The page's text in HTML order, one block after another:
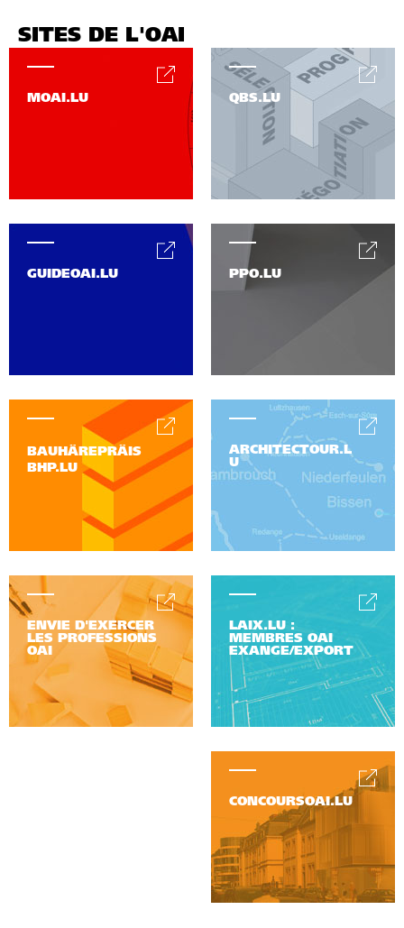
SITES DE L'OAI
MOAI.LU QBS.LU
PPO.LU
GUIDEOAI.LU
BAUHÄREPRÄIS
BHP.LU
ARCHITECTOUR.L
U
ENVIE D'EXERCER
LES PROFESSIONS
OAI
LAIX.LU :
MEMBRES OAI
EXANGE/EXPORT
CONCOURSOAI.LU